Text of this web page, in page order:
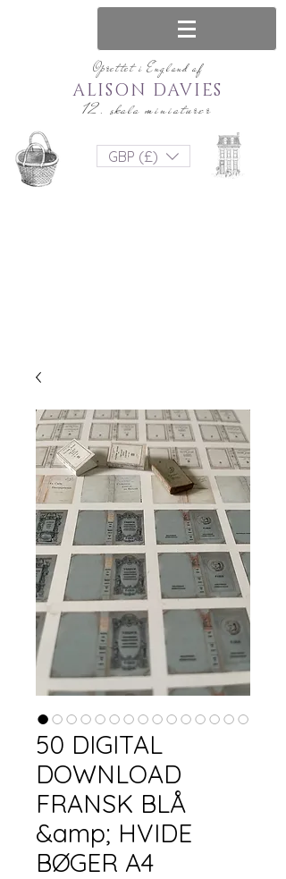
Oprettet i England af
12. skala miniaturer
ALISON DAVIES
GBP (£)
50 DIGITAL
DOWNLOAD
FRANSK BLÅ
&amp; HVIDE
BØGER A4